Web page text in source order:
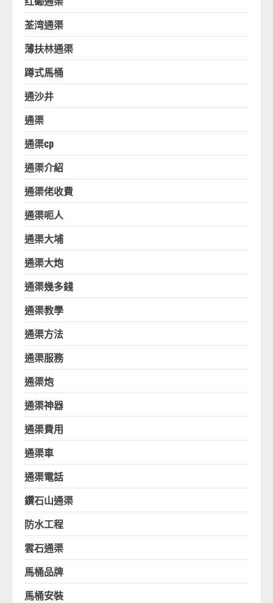
荃湾通渠
薄扶林通渠
蹲式馬桶
通沙井
通渠
通渠cp
通渠介紹
通渠佬收費
通渠呃人
通渠大埔
通渠大炮
通渠幾多錢
通渠教學
通渠方法
通渠服務
通渠炮
通渠神器
通渠費用
通渠車
通渠電話
鑽石山通渠
防水工程
雲石通渠
馬桶品牌
馬桶安裝